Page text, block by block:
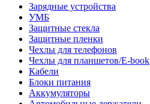
Зарядные устройства
УМБ
Защитные стекла
Защитные пленки
Чехлы для телефонов
Чехлы для планшетов/E-book
Кабели
Блоки питания
Аккумуляторы